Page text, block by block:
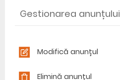
Gestionarea anunțului
Modifică anunțul
Elimină anunțul